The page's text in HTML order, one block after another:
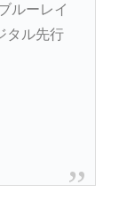
ルーレイ
タル先行